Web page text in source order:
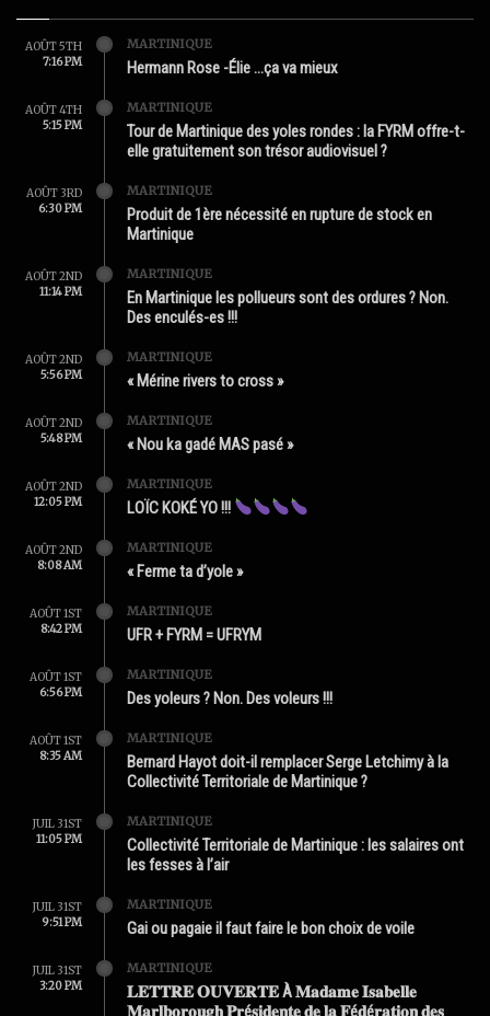
AOÛT 5TH
7:16 PM
MARTINIQUE
Hermann Rose -Élie …ça va mieux
AOÛT 4TH
5:15 PM
MARTINIQUE
Tour de Martinique des yoles rondes : la FYRM offre-t-
elle gratuitement son trésor audiovisuel ?
AOÛT 3RD
6:30 PM
MARTINIQUE
Produit de 1ère nécessité en rupture de stock en
Martinique
AOÛT 2ND
11:14 PM
MARTINIQUE
En Martinique les pollueurs sont des ordures ? Non.
Des enculés-es !!!
AOÛT 2ND
5:56 PM
MARTINIQUE
« Mérine rivers to cross »
AOÛT 2ND
5:48 PM
MARTINIQUE
« Nou ka gadé MAS pasé »
AOÛT 2ND
12:05 PM
MARTINIQUE
LOÏC KOKÉ YO !!!
AOÛT 2ND
8:08 AM
MARTINIQUE
« Ferme ta d’yole »
AOÛT 1ST
8:42 PM
MARTINIQUE
UFR + FYRM = UFRYM
AOÛT 1ST
6:56 PM
MARTINIQUE
Des yoleurs ? Non. Des voleurs !!!
AOÛT 1ST
8:35 AM
MARTINIQUE
Bernard Hayot doit-il remplacer Serge Letchimy à la
Collectivité Territoriale de Martinique ?
JUIL 31ST
11:05 PM
MARTINIQUE
Collectivité Territoriale de Martinique : les salaires ont
les fesses à l’air
JUIL 31ST
9:51 PM
MARTINIQUE
Gai ou pagaie il faut faire le bon choix de voile
JUIL 31ST
3:20 PM
MARTINIQUE
𝐋𝐄𝐓𝐓𝐑𝐄 𝐎𝐔𝐕𝐄𝐑𝐓𝐄 À 𝐌𝐚𝐝𝐚𝐦𝐞 𝐈𝐬𝐚𝐛𝐞𝐥𝐥𝐞
𝐌𝐚𝐫𝐥𝐛𝐨𝐫𝐨𝐮𝐠𝐡 𝐏𝐫é𝐬𝐢𝐝𝐞𝐧𝐭𝐞 𝐝𝐞 𝐥𝐚 𝐅é𝐝é𝐫𝐚𝐭𝐢𝐨𝐧 𝐝𝐞𝐬